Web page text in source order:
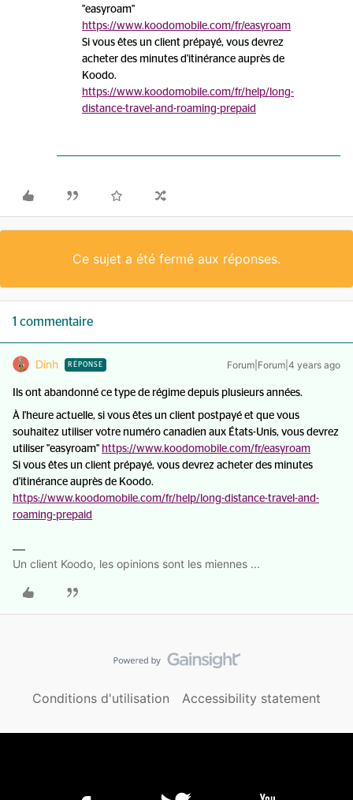
"easyroam"
https://www.koodomobile.com/fr/easyroam
Si vous êtes un client prépayé, vous devrez
acheter des minutes d'itinérance auprès de
Koodo.
https://www.koodomobile.com/fr/help/long-
distance-travel-and-roaming-prepaid
Ce sujet a été fermé aux réponses.
1 commentaire
Dinh RÉPONSE Forum|Forum|4 years ago
Ils ont abandonné ce type de régime depuis plusieurs années.
À l'heure actuelle, si vous êtes un client postpayé et que vous
souhaitez utiliser votre numéro canadien aux États-Unis, vous devrez
utiliser "easyroam" https://www.koodomobile.com/fr/easyroam
Si vous êtes un client prépayé, vous devrez acheter des minutes
d'itinérance auprès de Koodo.
https://www.koodomobile.com/fr/help/long-distance-travel-and-
roaming-prepaid
Un client Koodo, les opinions sont les miennes ...
Conditions d'utilisation Accessibility statement